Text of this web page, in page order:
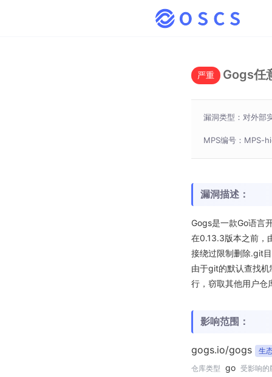
严重 Gogs任
漏洞类型：对外部
MPS编号：MPS-
漏洞描述：
Gogs是一款Go语言
在0.13.3版本之前，
接绕过限制删除.git
由于git的默认查找
行，窃取其他用户仓
影响范围：
gogs.io/gogs
生
仓库类型 go 受影响的